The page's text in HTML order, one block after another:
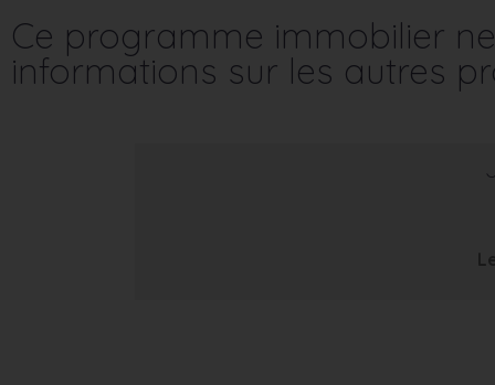
Ce programme immobilier
informations sur les autres